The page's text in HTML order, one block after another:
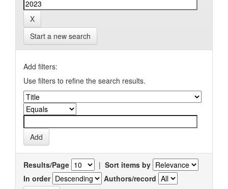
Start a new search
Add filters:
Use filters to refine the search results.
Results/Page | Sort items by
In order
Authors/record